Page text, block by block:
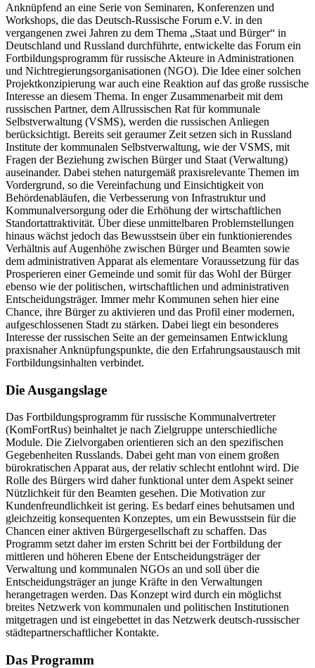
Anknüpfend an eine Serie von Seminaren, Konferenzen und
Workshops, die das Deutsch-Russische Forum e.V. in den
vergangenen zwei Jahren zu dem Thema „Staat und Bürger“ in
Deutschland und Russland durchführte, entwickelte das Forum ein
Fortbildungsprogramm für russische Akteure in Administrationen
und Nichtregierungsorganisationen (NGO). Die Idee einer solchen
Projektkonzipierung war auch eine Reaktion auf das große russische
Interesse an diesem Thema. In enger Zusammenarbeit mit dem
russischen Partner, dem Allrussischen Rat für kommunale
Selbstverwaltung (VSMS), werden die russischen Anliegen
berücksichtigt. Bereits seit geraumer Zeit setzen sich in Russland
Institute der kommunalen Selbstverwaltung, wie der VSMS, mit
Fragen der Beziehung zwischen Bürger und Staat (Verwaltung)
auseinander. Dabei stehen naturgemäß praxisrelevante Themen im
Vordergrund, so die Vereinfachung und Einsichtigkeit von
Behördenabläufen, die Verbesserung von Infrastruktur und
Kommunalversorgung oder die Erhöhung der wirtschaftlichen
Standortattraktivität. Über diese unmittelbaren Problemstellungen
hinaus wächst jedoch das Bewusstsein über ein funktionierendes
Verhältnis auf Augenhöhe zwischen Bürger und Beamten sowie
dem administrativen Apparat als elementare Voraussetzung für das
Prosperieren einer Gemeinde und somit für das Wohl der Bürger
ebenso wie der politischen, wirtschaftlichen und administrativen
Entscheidungsträger. Immer mehr Kommunen sehen hier eine
Chance, ihre Bürger zu aktivieren und das Profil einer modernen,
aufgeschlossenen Stadt zu stärken. Dabei liegt ein besonderes
Interesse der russischen Seite an der gemeinsamen Entwicklung
praxisnaher Anknüpfungspunkte, die den Erfahrungsaustausch mit
Fortbildungsinhalten verbindet.
Die Ausgangslage
Das Fortbildungsprogramm für russische Kommunalvertreter
(KomFortRus) beinhaltet je nach Zielgruppe unterschiedliche
Module. Die Zielvorgaben orientieren sich an den spezifischen
Gegebenheiten Russlands. Dabei geht man von einem großen
bürokratischen Apparat aus, der relativ schlecht entlohnt wird. Die
Rolle des Bürgers wird daher funktional unter dem Aspekt seiner
Nützlichkeit für den Beamten gesehen. Die Motivation zur
Kundenfreundlichkeit ist gering. Es bedarf eines behutsamen und
gleichzeitig konsequenten Konzeptes, um ein Bewusstsein für die
Chancen einer aktiven Bürgergesellschaft zu schaffen. Das
Programm setzt daher im ersten Schritt bei der Fortbildung der
mittleren und höheren Ebene der Entscheidungsträger der
Verwaltung und kommunalen NGOs an und soll über die
Entscheidungsträger an junge Kräfte in den Verwaltungen
herangetragen werden. Das Konzept wird durch ein möglichst
breites Netzwerk von kommunalen und politischen Institutionen
mitgetragen und ist eingebettet in das Netzwerk deutsch-russischer
städtepartnerschaftlicher Kontakte.
Das Programm